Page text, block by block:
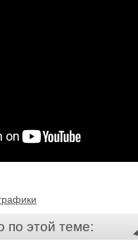
по этой теме: